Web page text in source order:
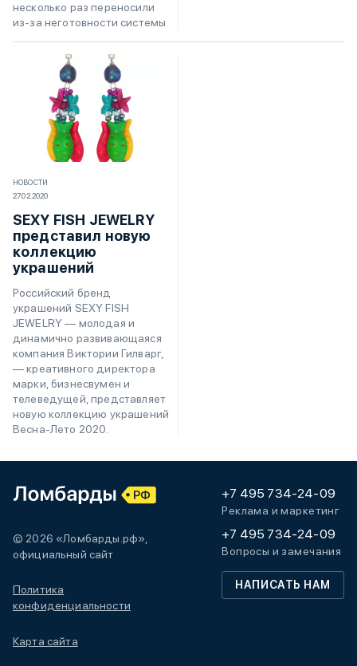
несколько раз переносили
из-за неготовности системы
НОВОСТИ
27.02.2020
SEXY FISH JEWELRY
представил новую
коллекцию
украшений
Российский бренд
украшений SEXY FISH
JEWELRY — молодая и
динамично развивающаяся
компания Виктории Гилварг,
— креативного директора
марки, бизнесвумен и
телеведущей, представляет
новую коллекцию украшений
Весна-Лето 2020.
© 2026 «Ломбарды.рф»,
официальный сайт
Политика
конфиденциальности
Карта сайта
+7 495 734-24-09
Реклама и маркетинг
+7 495 734-24-09
Вопросы и замечания
НАПИСАТЬ НАМ